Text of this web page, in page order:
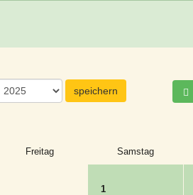
Freitag Samstag
1